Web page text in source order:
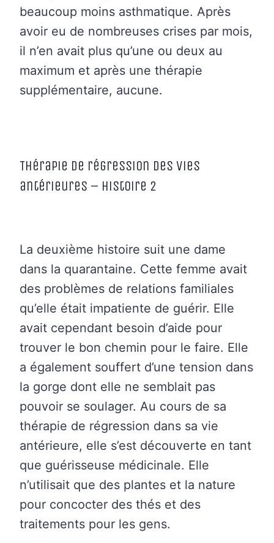
beaucoup moins asthmatique. Après
avoir eu de nombreuses crises par mois,
il n’en avait plus qu’une ou deux au
maximum et après une thérapie
supplémentaire, aucune.
Thérapie de régression des vies
antérieures – Histoire 2
La deuxième histoire suit une dame
dans la quarantaine. Cette femme avait
des problèmes de relations familiales
qu’elle était impatiente de guérir. Elle
avait cependant besoin d’aide pour
trouver le bon chemin pour le faire. Elle
a également souffert d’une tension dans
la gorge dont elle ne semblait pas
pouvoir se soulager. Au cours de sa
thérapie de régression dans sa vie
antérieure, elle s’est découverte en tant
que guérisseuse médicinale. Elle
n’utilisait que des plantes et la nature
pour concocter des thés et des
traitements pour les gens.